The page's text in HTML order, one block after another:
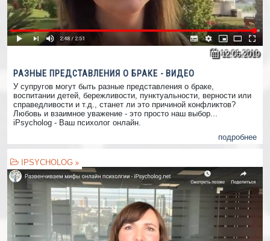
12.06.2019
РАЗНЫЕ ПРЕДСТАВЛЕНИЯ О БРАКЕ - ВИДЕО
У супругов могут быть разные представления о браке,
воспитании детей, бережливости, пунктуальности, верности или
справедливости и т.д., станет ли это причиной конфликтов?
Любовь и взаимное уважение - это просто наш выбор...
iPsycholog - Ваш психолог онлайн.
подробнее
IPSYCHOLOG